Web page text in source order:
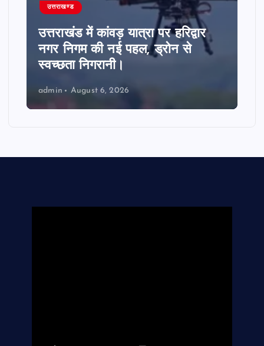
उत्तराखण्ड
उत्तराखंड में राज्य सहकारी बैंक में 7
करोड़ का ऋण घोटाला। चार पूर्व
अधिकारियों समेत छह पर FIR
admin August 6, 2026